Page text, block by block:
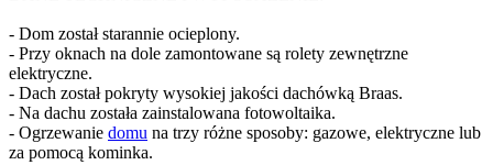
- Dom został starannie ocieplony.
- Przy oknach na dole zamontowane są rolety zewnętrzne
elektryczne.
- Dach został pokryty wysokiej jakości dachówką Braas.
- Na dachu została zainstalowana fotowoltaika.
- Ogrzewanie domu na trzy różne sposoby: gazowe, elektryczne lub
za pomocą kominka.